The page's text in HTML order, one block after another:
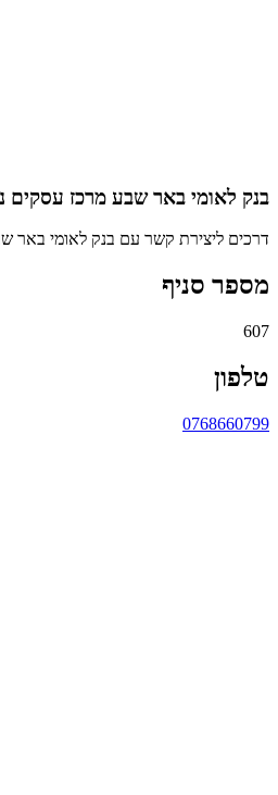
בנק לאומי באר שבע מרכז עסקים
דרכים ליצירת קשר עם בנק לאומי באר
מספר סניף
607
טלפון
0768660799